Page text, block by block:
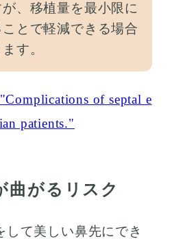
が、移植量を最小限に
とで軽減できる場合
す。
of septal e
patients."
曲がるリスク
して美しい鼻先にでき